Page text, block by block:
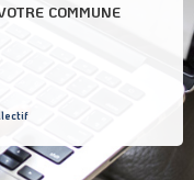
COMMUNE